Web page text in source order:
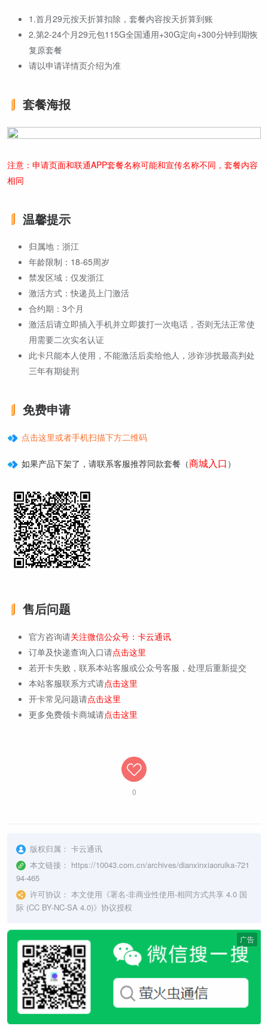
1.首月29元按天折算扣除，套餐内容按天折算到账
2.第2-24个月29元包115G全国通用+30G定向+300分钟到期恢
复原套餐
请以申请详情页介绍为准
套餐海报
注意：申请页面和联通APP套餐名称可能和宣传名称不同，套餐内容
相同
温馨提示
归属地：浙江
年龄限制：18-65周岁
禁发区域：仅发浙江
激活方式：快递员上门激活
合约期：3个月
激活后请立即插入手机并立即拨打一次电话，否则无法正常使
用需要二次实名认证
此卡只能本人使用，不能激活后卖给他人，涉诈涉扰最高判处
三年有期徒刑
免费申请
点击这里或者手机扫描下方二维码
如果产品下架了，请联系客服推荐同款套餐（商城入口 ）
售后问题
官方咨询请关注微信公众号：卡云通讯
订单及快递查询入口请点击这里
若开卡失败，联系本站客服或公众号客服，处理后重新提交
本站客服联系方式请点击这里
开卡常见问题请点击这里
更多免费领卡商城请点击这里
0
版权归属： 卡云通讯
本文链接： https://10043.com.cn/archives/dianxinxiaoruika-721
94-465
许可协议： 本文使用《署名-非商业性使用-相同方式共享 4.0 国
际 (CC BY-NC-SA 4.0)》协议授权
广告